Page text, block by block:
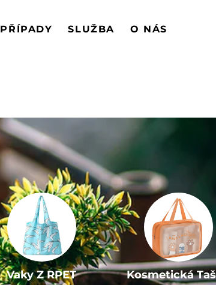
PŘÍPADY SLUŽBA O NÁS
Vaky Z RPET Kosmetická